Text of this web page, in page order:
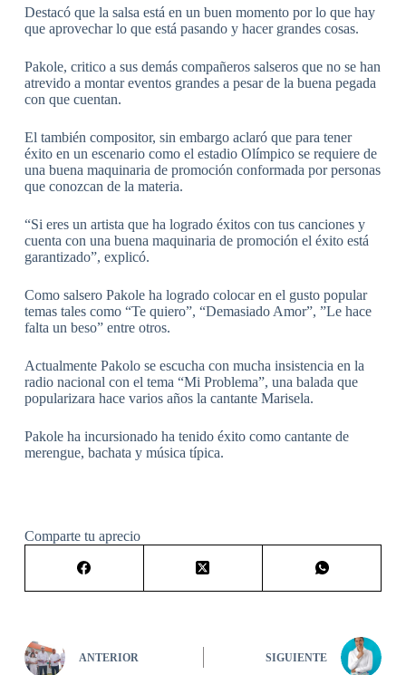
Destacó que la salsa está en un buen momento por lo que hay
que aprovechar lo que está pasando y hacer grandes cosas.
Pakole, critico a sus demás compañeros salseros que no se han
atrevido a montar eventos grandes a pesar de la buena pegada
con que cuentan.
El también compositor, sin embargo aclaró que para tener
éxito en un escenario como el estadio Olímpico se requiere de
una buena maquinaria de promoción conformada por personas
que conozcan de la materia.
“Si eres un artista que ha logrado éxitos con tus canciones y
cuenta con una buena maquinaria de promoción el éxito está
garantizado”, explicó.
Como salsero Pakole ha logrado colocar en el gusto popular
temas tales como “Te quiero”, “Demasiado Amor”, ”Le hace
falta un beso” entre otros.
Actualmente Pakolo se escucha con mucha insistencia en la
radio nacional con el tema “Mi Problema”, una balada que
popularizara hace varios años la cantante Marisela.
Pakole ha incursionado ha tenido éxito como cantante de
merengue, bachata y música típica.
Comparte tu aprecio
ANTERIOR SIGUIENTE